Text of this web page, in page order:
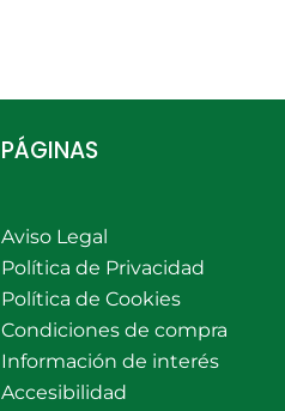
PÁGINAS
Aviso Legal
Política de Privacidad
Política de Cookies
Condiciones de compra
Información de interés
Accesibilidad